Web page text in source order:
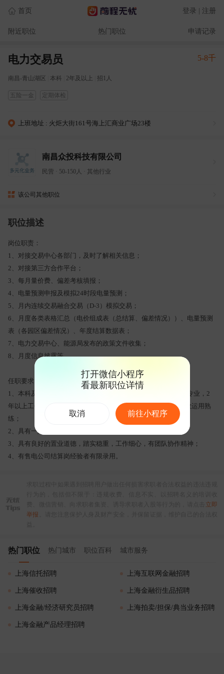
首页 登录 | 注册
附近职位 热门职位 申请记录
电力交易员 5-8千
南昌-青山湖区 本科 2年及以上 招1人
五险一金 定期体检
上班地址 : 火炬大街161号海上汇商业广场23楼
南昌众投科技有限公司
民营 50-150人 其他行业
该公司其他职位
职位描述
岗位职责：
1、对接交易中心各部门，及时了解相关信息；
2、对接第三方合作平台；
3、每月量价费、偏差考核填报；
4、电量预测申报及模拟24时段电量预测；
5、月内连续交易融合交易（D-3）模拟交易；
6、月度各类表格汇总（电价组成表（总结算、偏差情况））、电量预测
表（各园区偏差情况）、年度结算数据表；
7、电力交易中心、能源局发布的政策文件收集；
8、月度信息披露等。
任职要求：
1、本科及以上学历，财务、统计、经济学、金融学、电力相关专业，2
年以上工作经验，具备较强的数据处理与分析能力，对excel函数运用熟
练；
2、具有一定的逻辑能力、沟通能力、快速学习能力；
3、具有良好的置业道德，踏实稳重，工作细心，有团队协作精神；
4、有售电公司结算岗经验者有限录用。
立即
举报
热门职位 热门城市 职位百科 城市服务
上海信托招聘 上海互联网金融招聘
上海催收招聘 上海金融衍生品招聘
上海金融/经济研究员招聘 上海拍卖/担保/典当业务招聘
上海金融产品经理招聘
打开微信小程序
看最新职位详情
取消 前往小程序